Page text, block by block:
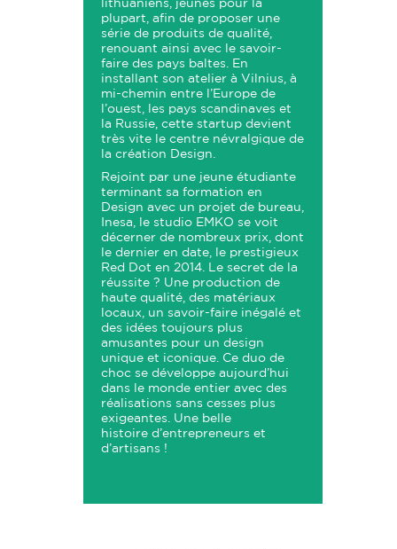
plupart, afin de proposer une
série de produits de qualité,
renouant ainsi avec le savoir-
faire des pays baltes. En
installant son atelier à Vilnius, à
mi-chemin entre l’Europe de
l’ouest, les pays scandinaves et
la Russie, cette startup devient
très vite le centre névralgique de
la création Design.
Rejoint par une jeune étudiante
terminant sa formation en
Design avec un projet de bureau,
Inesa, le studio EMKO se voit
décerner de nombreux prix, dont
le dernier en date, le prestigieux
Red Dot en 2014. Le secret de la
réussite ? Une production de
haute qualité, des matériaux
locaux, un savoir-faire inégalé et
des idées toujours plus
amusantes pour un design
unique et iconique. Ce duo de
choc se développe aujourd’hui
dans le monde entier avec des
réalisations sans cesses plus
exigeantes. Une belle
histoire d’entrepreneurs et
d’artisans !